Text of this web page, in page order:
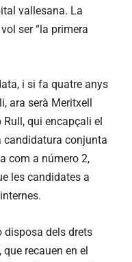
vallesana. La
ser “la primera
i si fa quatre anys
ara serà Meritxell
Rull, qui encapçali el
candidatura conjunta
com a número 2,
les candidates a
disposa dels drets
recauen en el